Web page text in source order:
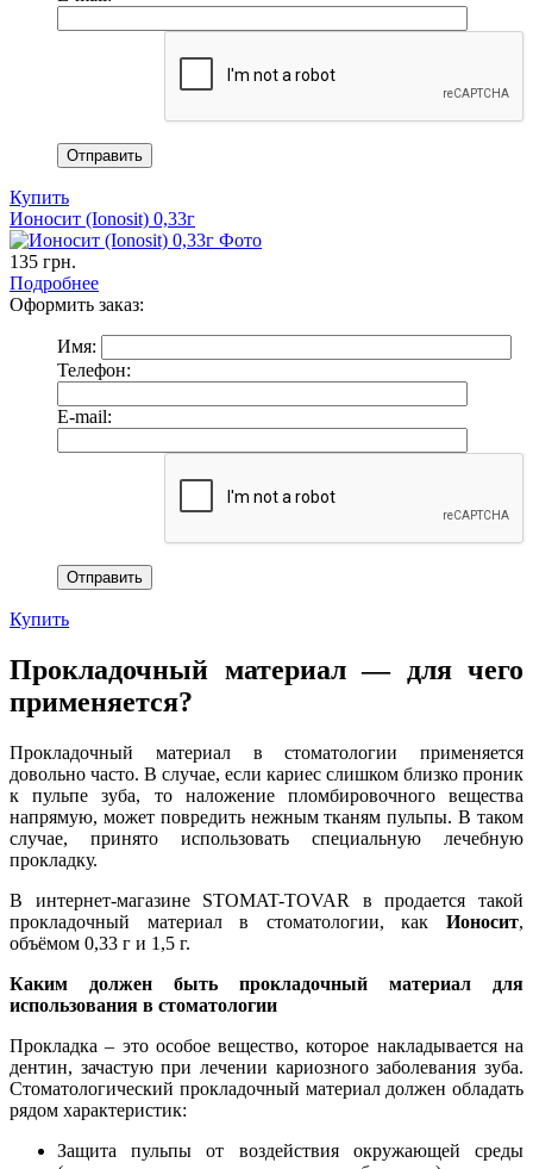
Купить
Ионосит (Ionosit) 0,33г
135 грн.
Подробнее
Оформить заказ:
Имя:
Телефон:
E-mail:
Купить
Прокладочный материал — для чего
применяется?
Прокладочный материал в стоматологии применяется
довольно часто. В случае, если кариес слишком близко проник
к пульпе зуба, то наложение пломбировочного вещества
напрямую, может повредить нежным тканям пульпы. В таком
случае, принято использовать специальную лечебную
прокладку.
В интернет-магазине STOMAT-TOVAR в продается такой
прокладочный материал в стоматологии, как Ионосит,
объёмом 0,33 г и 1,5 г.
Каким должен быть прокладочный материал для
использования в стоматологии
Прокладка – это особое вещество, которое накладывается на
дентин, зачастую при лечении кариозного заболевания зуба.
Стоматологический прокладочный материал должен обладать
рядом характеристик:
Защита пульпы от воздействия окружающей среды